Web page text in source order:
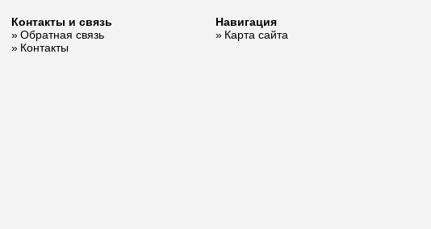
Контакты и связь
Обратная связь
Контакты
Навигация
Карта сайта